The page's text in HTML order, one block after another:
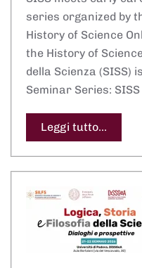
series organized by
History of Science
the History of
della Scienza (SISS)
Seminar Series:
Leggi tutto...